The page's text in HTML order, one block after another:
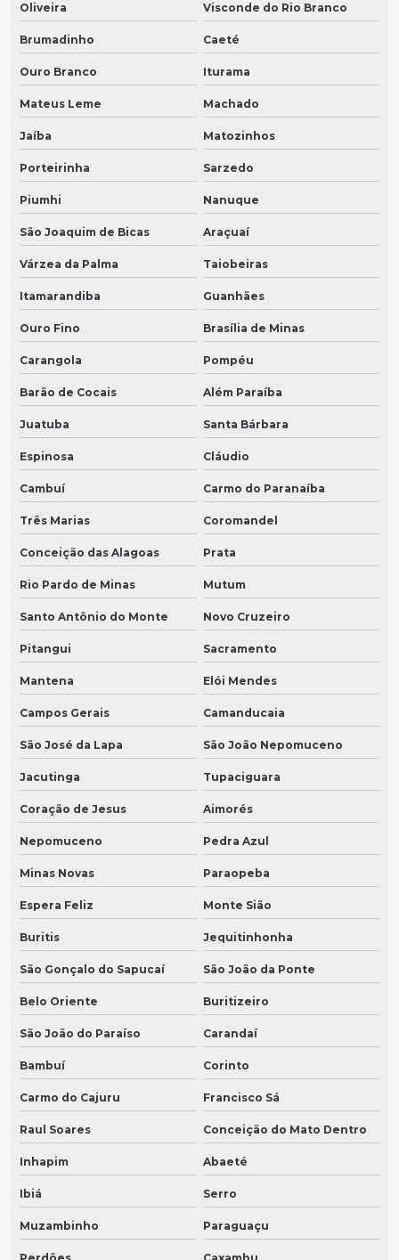
Oliveira Visconde do Rio Branco
Brumadinho Caeté
Ouro Branco Iturama
Mateus Leme Machado
Jaíba Matozinhos
Porteirinha Sarzedo
Piumhi Nanuque
São Joaquim de Bicas Araçuaí
Várzea da Palma Taiobeiras
Itamarandiba Guanhães
Ouro Fino Brasília de Minas
Carangola Pompéu
Barão de Cocais Além Paraíba
Juatuba Santa Bárbara
Espinosa Cláudio
Cambuí Carmo do Paranaíba
Três Marias Coromandel
Conceição das Alagoas Prata
Rio Pardo de Minas Mutum
Santo Antônio do Monte Novo Cruzeiro
Pitangui Sacramento
Mantena Elói Mendes
Campos Gerais Camanducaia
São José da Lapa São João Nepomuceno
Jacutinga Tupaciguara
Coração de Jesus Aimorés
Nepomuceno Pedra Azul
Minas Novas Paraopeba
Espera Feliz Monte Sião
Buritis Jequitinhonha
São Gonçalo do Sapucaí São João da Ponte
Belo Oriente Buritizeiro
São João do Paraíso Carandaí
Bambuí Corinto
Carmo do Cajuru Francisco Sá
Raul Soares Conceição do Mato Dentro
Inhapim Abaeté
Ibiá Serro
Muzambinho Paraguaçu